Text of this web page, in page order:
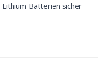
Batterien sicher